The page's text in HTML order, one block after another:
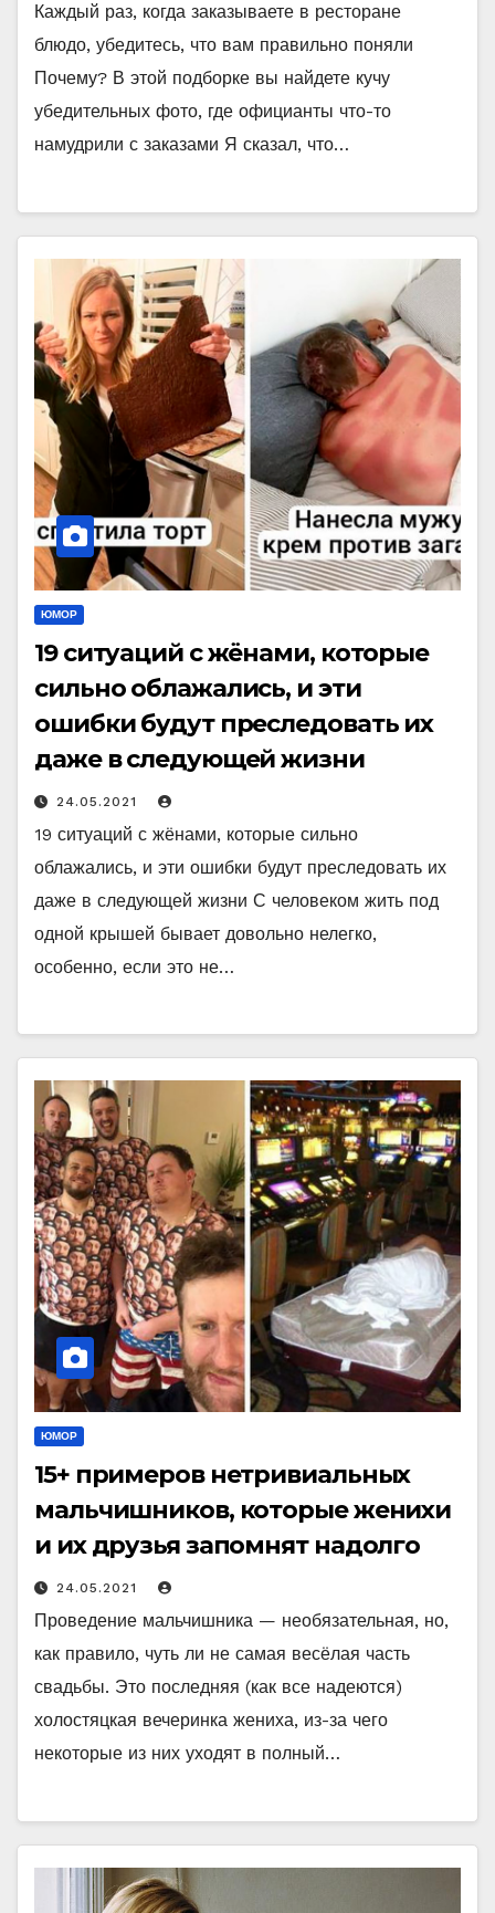
Каждый раз, когда заказываете в ресторане
блюдо, убедитесь, что вам правильно поняли
Почему? В этой подборке вы найдете кучу
убедительных фото, где официанты что-то
намудрили с заказами Я сказал, что…
ЮМОР
19 ситуаций с жёнами, которые
сильно облажались, и эти
ошибки будут преследовать их
даже в следующей жизни
24.05.2021
19 ситуаций с жёнами, которые сильно
облажались, и эти ошибки будут преследовать их
даже в следующей жизни С человеком жить под
одной крышей бывает довольно нелегко,
особенно, если это не…
ЮМОР
15+ примеров нетривиальных
мальчишников, которые женихи
и их друзья запомнят надолго
24.05.2021
Проведение мальчишника — необязательная, но,
как правило, чуть ли не самая весёлая часть
свадьбы. Это последняя (как все надеются)
холостяцкая вечеринка жениха, из-за чего
некоторые из них уходят в полный…